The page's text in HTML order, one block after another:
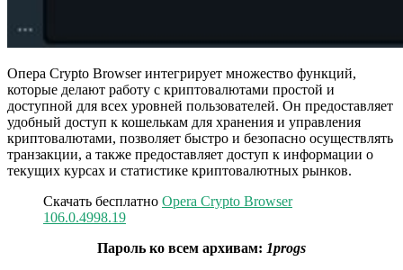
Опера Crypto Browser интегрирует множество функций,
которые делают работу с криптовалютами простой и
доступной для всех уровней пользователей. Он предоставляет
удобный доступ к кошелькам для хранения и управления
криптовалютами, позволяет быстро и безопасно осуществлять
транзакции, а также предоставляет доступ к информации о
текущих курсах и статистике криптовалютных рынков.
Скачать бесплатно Opera Crypto Browser
106.0.4998.19
Пароль ко всем архивам: 1progs